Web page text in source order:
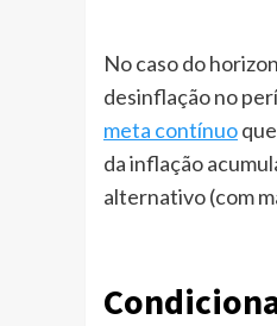
No caso do
desinflação no
meta contínuo
da inflação
alternativo (com